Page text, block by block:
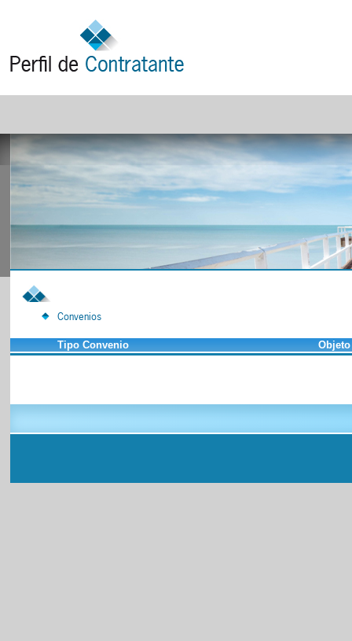
Convenios
Tipo Convenio Objeto